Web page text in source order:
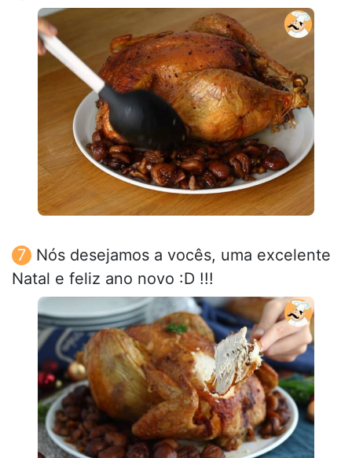
Nós desejamos a vocês, uma excelente
Natal e feliz ano novo :D !!!